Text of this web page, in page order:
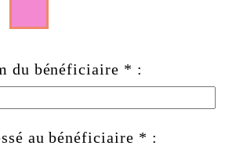
du bénéficiaire * :
au bénéficiaire * :